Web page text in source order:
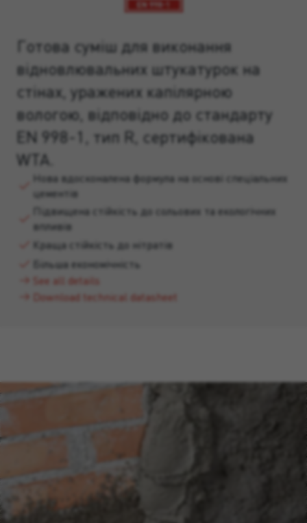
Готова суміш для виконання
відновлювальних штукатурок на
стінах, уражених капілярною
вологою, відповідно до стандарту
EN 998-1, тип R, сертифікована
WTA.
Нова вдосконалена формула на основі спеціальних
цементів
Підвищена стійкість до сольових та екологічних
впливів
Краща стійкість до нітратів
Більша економічність
See all details
Download technical datasheet